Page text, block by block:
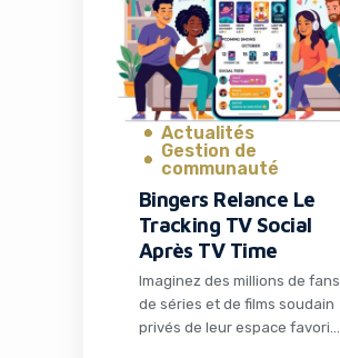
Actualités
Gestion de
communauté
Bingers Relance Le
Tracking TV Social
Après TV Time
Imaginez des millions de fans
de séries et de films soudain
privés de leur espace favori